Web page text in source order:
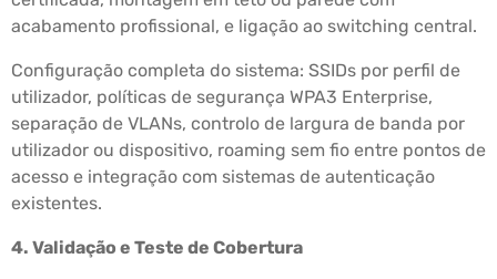
acabamento profissional, e ligação ao switching central.
Configuração completa do sistema: SSIDs por perfil de
utilizador, políticas de segurança WPA3 Enterprise,
separação de VLANs, controlo de largura de banda por
utilizador ou dispositivo, roaming sem fio entre pontos de
acesso e integração com sistemas de autenticação
existentes.
4. Validação e Teste de Cobertura